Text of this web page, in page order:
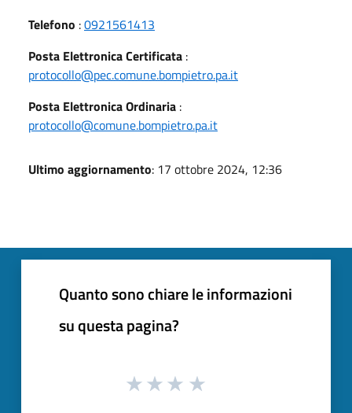
Telefono :0921561413
Posta Elettronica Certificata :
protocollo@pec.comune.bompietro.pa.it
Posta Elettronica Ordinaria :
protocollo@comune.bompietro.pa.it
Ultimo aggiornamento: 17 ottobre 2024, 12:36
Quanto sono chiare le informazioni
su questa pagina?